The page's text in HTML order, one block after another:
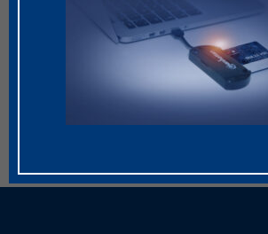
KVALIFIKOVANE DIGITALNE POTVRDE
OPŠTA PRAVILA RADA -